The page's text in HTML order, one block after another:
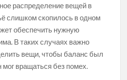
распределение вещей в
слишком скопилось в одном
обеспечить нужную
В таких случаях важно
вещи, чтобы баланс был
вращаться без помех.